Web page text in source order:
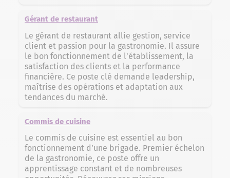
Gérant de restaurant
Le gérant de restaurant allie gestion, service
client et passion pour la gastronomie. Il assure
le bon fonctionnement de l’établissement, la
satisfaction des clients et la performance
financière. Ce poste clé demande leadership,
maîtrise des opérations et adaptation aux
tendances du marché.
Commis de cuisine
Le commis de cuisine est essentiel au bon
fonctionnement d’une brigade. Premier échelon
de la gastronomie, ce poste offre un
apprentissage constant et de nombreuses